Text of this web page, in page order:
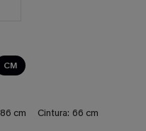
CM
86 cm Cintura: 66 cm